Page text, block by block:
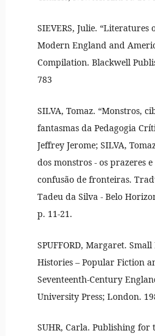
SIEVERS, Julie.
Modern England and
Compilation. Blackwell
783
SILVA, Tomaz. “Monstros,
fantasmas da Pedagogia
Jeffrey Jerome; SILVA,
dos monstros - os prazeres
confusão de fronteiras.
Tadeu da Silva - Belo
p. 11-21.
SPUFFORD, Margaret.
Histories – Popular Fiction
Seventeenth-Century
University Press; London.
SUHR, Carla. Publishing for